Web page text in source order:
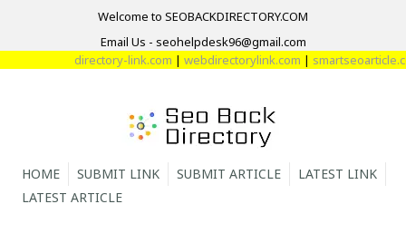
Welcome to SEOBACKDIRECTORY.COM
Email Us - seohelpdesk96@gmail.com
directory-link.com|webdirectorylink.com|smartseoarticle.com
HOME SUBMIT LINK SUBMIT ARTICLE
LATEST LINK
LATEST ARTICLE